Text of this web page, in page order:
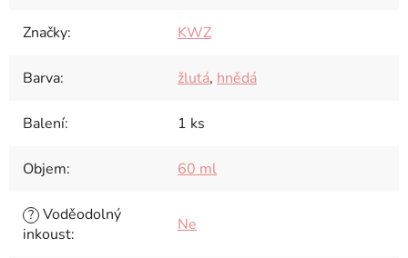
Značky: KWZ
Barva: žlutá, hnědá
Balení: 1 ks
Objem: 60 ml
? Voděodolný
inkoust: Ne